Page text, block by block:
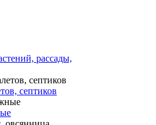
рассады,
септиков